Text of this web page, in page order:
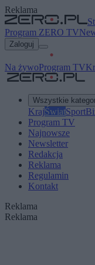
Reklama
Program ZERO TV
Zaloguj
Na żywoProgram TV
Wszystkie
KrajŚwiatSport
Program TV
Najnowsze
Newsletter
Redakcja
Reklama
Regulamin
Kontakt
Reklama
Reklama